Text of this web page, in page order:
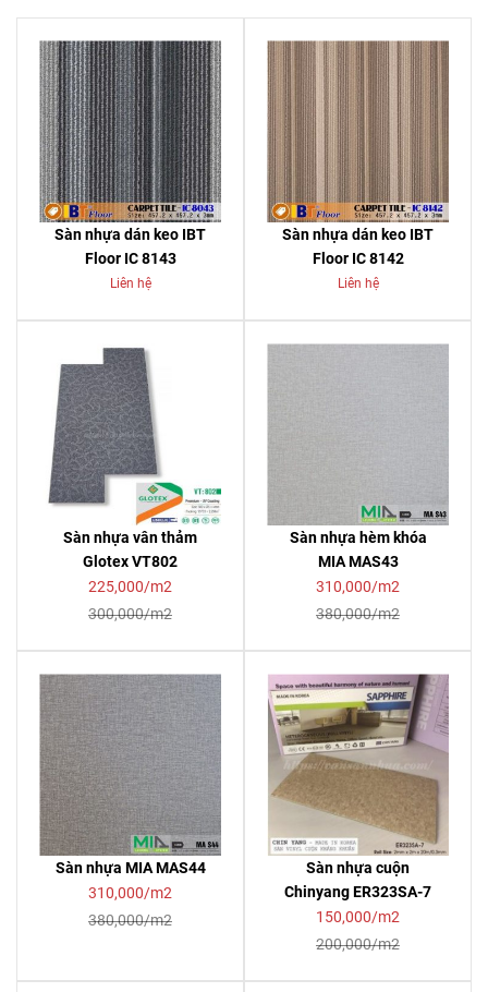
Sàn nhựa dán keo IBT
Floor IC 8143
Liên hệ
Sàn nhựa dán keo IBT
Floor IC 8142
Liên hệ
Sàn nhựa vân thảm
Glotex VT802
225,000/m2
300,000/m2
Sàn nhựa hèm khóa
MIA MAS43
310,000/m2
380,000/m2
Sàn nhựa MIA MAS44
310,000/m2
380,000/m2
Sàn nhựa cuộn
Chinyang ER323SA-7
150,000/m2
200,000/m2